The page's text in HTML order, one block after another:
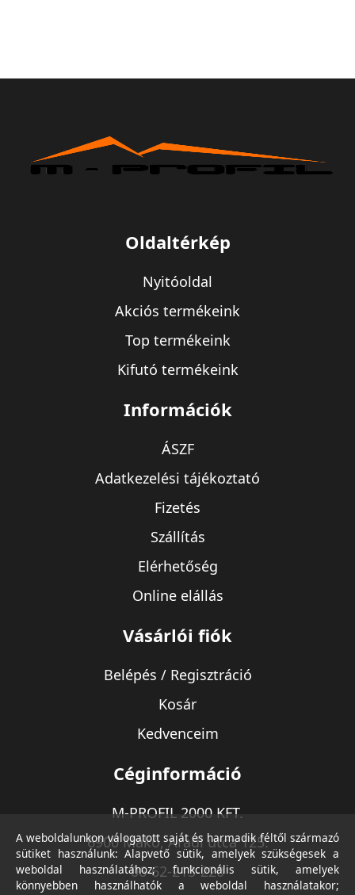
Oldaltérkép
Nyitóoldal
Akciós termékeink
Top termékeink
Kifutó termékeink
Információk
ÁSZF
Adatkezelési tájékoztató
Fizetés
Szállítás
Elérhetőség
Online elállás
Vásárlói fiók
Belépés / Regisztráció
Kosár
Kedvenceim
Céginformáció
M-PROFIL 2000 KFT.
6900 Makó, Aradi utca 125.
06-62-213-220
A weboldalunkon válogatott saját és harmadik féltől származó
sütiket használunk: Alapvető sütik, amelyek szükségesek a
weboldal használatához; funkcionális sütik, amelyek
könnyebben használhatók a weboldal használatakor;